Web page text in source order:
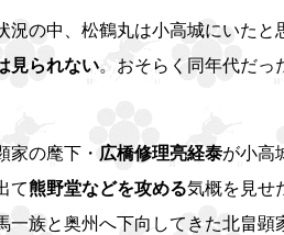
の中、松鶴丸は小高城にいたと
見られない。おそらく同年代だっ
の麾下・ 広橋修理亮経泰が小高
て熊野堂などを攻める気概を見せ
一族と奥州へ下向してきた北畠顕